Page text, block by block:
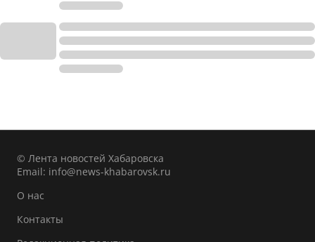
© Лента новостей Хабаровска
Email: info@news-khabarovsk.ru
О нас
Контакты